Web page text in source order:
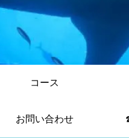
コース
お問い合わせ